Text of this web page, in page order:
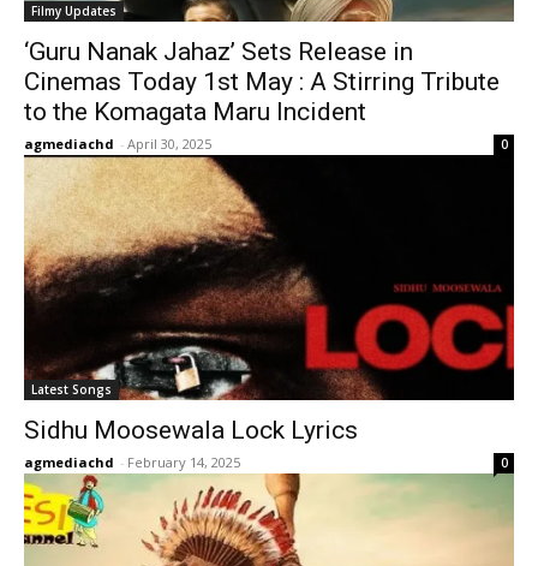
Filmy Updates
‘Guru Nanak Jahaz’ Sets Release in
Cinemas Today 1st May : A Stirring Tribute
to the Komagata Maru Incident
agmediachd - April 30, 2025 0
Latest Songs
Sidhu Moosewala Lock Lyrics
agmediachd - February 14, 2025 0